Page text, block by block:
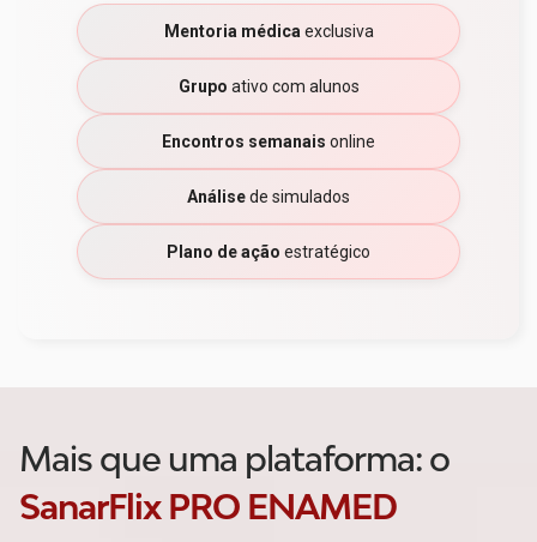
Mentoria médicaexclusiva
Grupo ativo com alunos
Encontros semanais online
Análisede simulados
Plano de ação estratégico
Mais que uma plataforma: o
SanarFlix PRO ENAMED